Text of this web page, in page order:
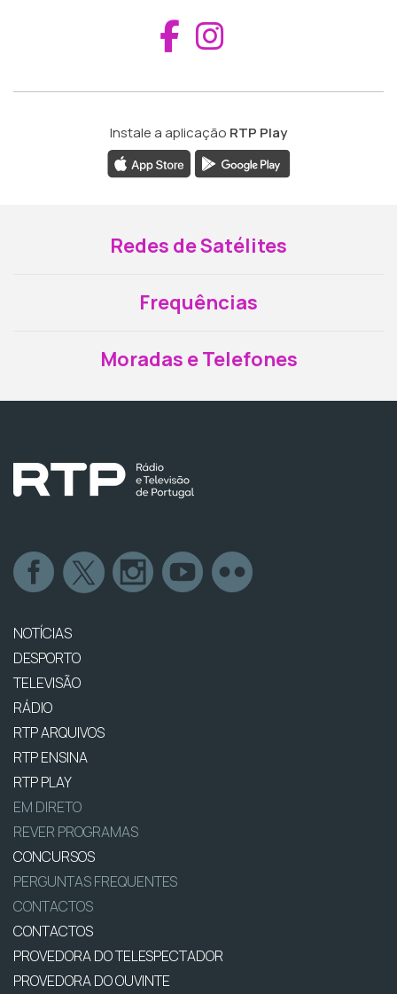
Aceder ao
Instale a aplicação RTP Play
Redes de Satélites
Frequências
Moradas e Telefones
NOTÍCIAS
DESPORTO
TELEVISÃO
RÁDIO
RTP ARQUIVOS
RTP ENSINA
RTP PLAY
EM DIRETO
REVER PROGRAMAS
CONCURSOS
PERGUNTAS FREQUENTES
CONTACTOS
CONTACTOS
PROVEDORA DO TELESPECTADOR
PROVEDORA DO OUVINTE